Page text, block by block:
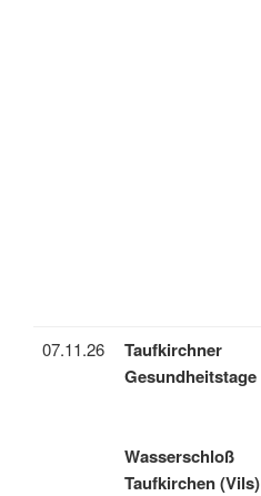
07.11.26
Taufkirchner
Gesundheitstage
Wasserschloß
Taufkirchen (Vils)